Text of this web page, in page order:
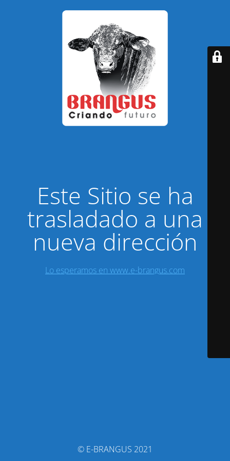
Este Sitio se ha
trasladado a una
nueva dirección
Lo esperamos en www.e-brangus.com
© E-BRANGUS 2021